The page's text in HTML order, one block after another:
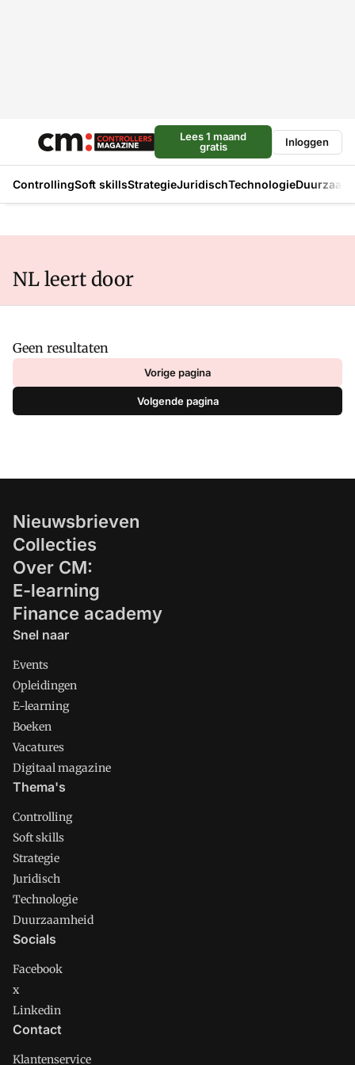
Lees 1 maand
gratis
Inloggen
ControllingSoft skillsStrategieJuridischTechnologie
NL leert door
Geen resultaten
Vorige pagina
Volgende pagina
Nieuwsbrieven
Collecties
Over CM:
E-learning
Finance academy
Snel naar
Events
Opleidingen
E-learning
Boeken
Vacatures
Digitaal magazine
Thema's
Controlling
Soft skills
Strategie
Juridisch
Technologie
Duurzaamheid
Socials
Facebook
x
Linkedin
Contact
Klantenservice